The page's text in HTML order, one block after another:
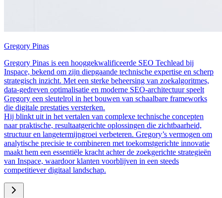
Gregory Pinas
Gregory Pinas is een hooggekwalificeerde SEO Techlead bij
Inspace, bekend om zijn diepgaande technische expertise en scherp
strategisch inzicht. Met een sterke beheersing van zoekalgoritmes,
data-gedreven optimalisatie en moderne SEO-architectuur speelt
Gregory een sleutelrol in het bouwen van schaalbare frameworks
die digitale prestaties versterken.
Hij blinkt uit in het vertalen van complexe technische concepten
naar praktische, resultaatgerichte oplossingen die zichtbaarheid,
structuur en langetermijngroei verbeteren. Gregory’s vermogen om
analytische precisie te combineren met toekomstgerichte innovatie
maakt hem een essentiële kracht achter de zoekgerichte strategieën
van Inspace, waardoor klanten voorblijven in een steeds
competitiever digitaal landschap.